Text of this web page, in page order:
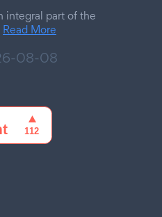
integral part of the
Read More
08-08